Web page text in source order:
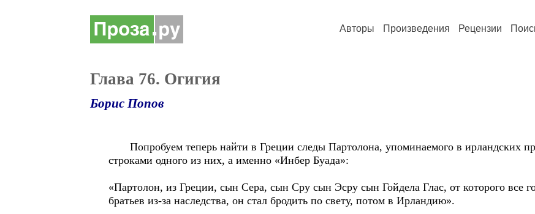
Авторы Произведения Рецензии
Глава 76. Огигия
Борис Попов
Попробуем теперь найти в Греции следы Партолона, упоминаемого в ирландских
строками одного из них, а именно «Инбер Буада»:
«Партолон, из Греции, сын Сера, сын Сру сын Эсру сын Гойдела Глас, от которого все
братьев из-за наследства, он стал бродить по свету, потом в Ирландию».